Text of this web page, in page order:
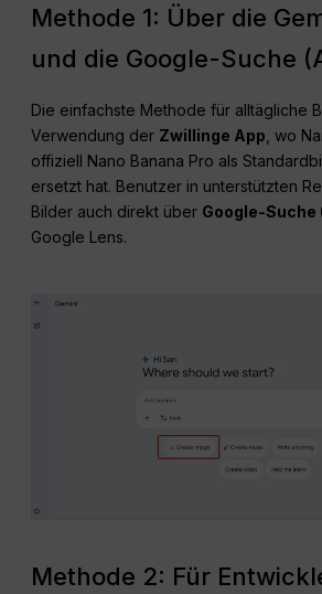
Methode 1: Über die
und die Google-Suche
Die einfachste Methode für alltägliche
Verwendung der Zwillinge App, wo
offiziell Nano Banana Pro als
ersetzt hat. Benutzer in unterstützten
Bilder auch direkt über Google-Suche
Google Lens.
Methode 2: Für